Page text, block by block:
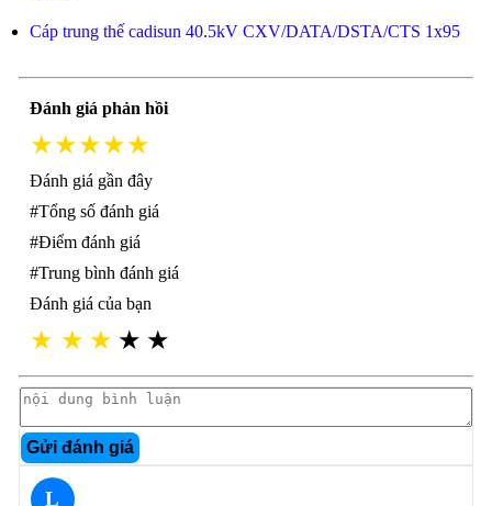
Cáp trung thế cadisun 40.5kV CXV/DATA/DSTA/CTS 1x95
Đánh giá phản hồi
★★★★★
Đánh giá gần đây
#Tổng số đánh giá
#Điểm đánh giá
#Trung bình đánh giá
Đánh giá của bạn
★ ★ ★ ★ ★
Gửi đánh giá
L